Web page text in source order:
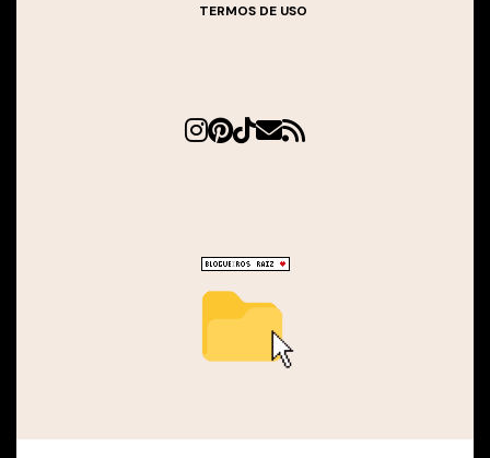
TERMOS DE USO